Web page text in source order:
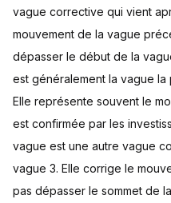
vague corrective qui vient
mouvement de la vague
dépasser le début de la
est généralement la vague la
Elle représente souvent le
est confirmée par les
vague est une autre vague
vague 3. Elle corrige le
pas dépasser le sommet de